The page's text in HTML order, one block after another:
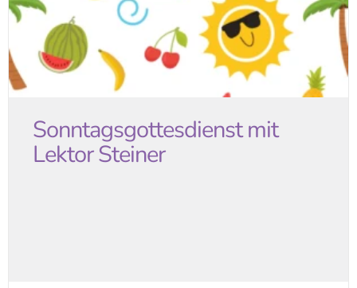
Sonntagsgottesdienst mit
Lektor Steiner